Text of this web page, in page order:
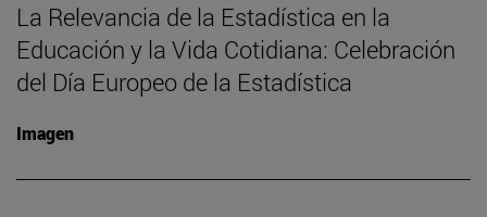
La Relevancia de la Estadística en la
Educación y la Vida Cotidiana: Celebración
del Día Europeo de la Estadística
Imagen